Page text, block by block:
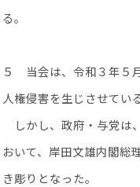
る。
５ 当会は、令和３年５
人権侵害を生じさせてい
しかし、政府・与党は
おいて、岸田文雄内閣総
き彫りとなった。